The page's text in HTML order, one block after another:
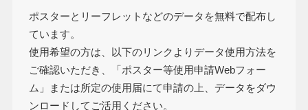
ポスターとリーフレットなどのデータを無料で配布し
ています。
使用希望の方は、以下のリンクよりデータ使用方法を
ご確認いただき、「ポスター等使用申請Webフォー
ム」または所定の使用届にて申請の上、データをダウ
ンロードしてご活用ください。